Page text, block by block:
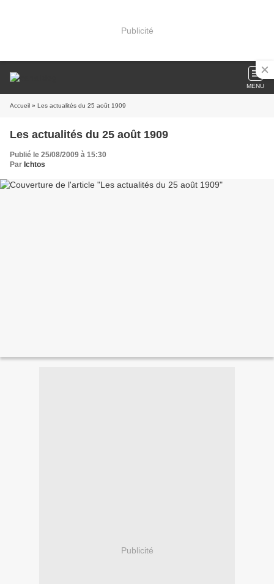
Publicité
MENU
Accueil » Les actualités du 25 août 1909
Les actualités du 25 août 1909
Publié le 25/08/2009 à 15:30
Par Ichtos
Publicité